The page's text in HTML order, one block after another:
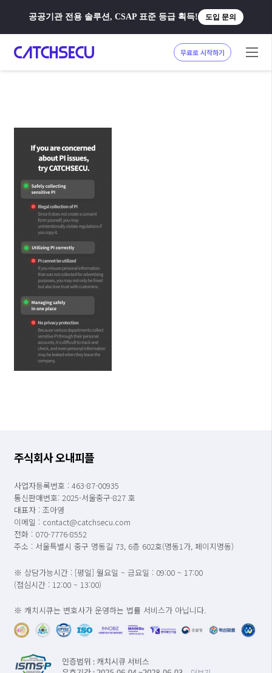
공공기관 전용 솔루션, CSAP 표준 등급 획득! 도입 문의
무료로 시작하기
주식회사 오내피플
사업자등록번호 : 463-87-00935
통신판매번호: 2025-서울중구-827 호
대표자 : 조아영
이메일 : contact@catchsecu.com
전화 : 070-7776-8552
주소 : 서울특별시 중구 명동길 73, 6층 602호(명동1가, 페이지명동)
※ 상담가능시간 : [평일] 월요일 ~ 금요일 : 09:00 ~ 17:00
(점심시간 : 12:00 ~ 13:00)
※ 캐치시큐는 변호사가 운영하는 법률 서비스가 아닙니다.